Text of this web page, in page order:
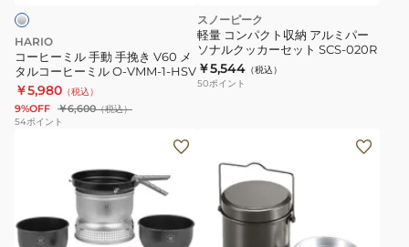
2036-
R003
手
挽
き
V60
メ
タ
ー
HARIO
コーヒーミル 手動 手挽き V60 メ
タルコーヒーミル O-VMM-1-HSV
￥5,980 （税込）
9%OFF ￥6,600（税込）
54ポイント
スノーピーク
軽量 コンパクト収納 アルミパー
ソナルクッカーセット SCS-020R
￥5,544 （税込）
50ポイント